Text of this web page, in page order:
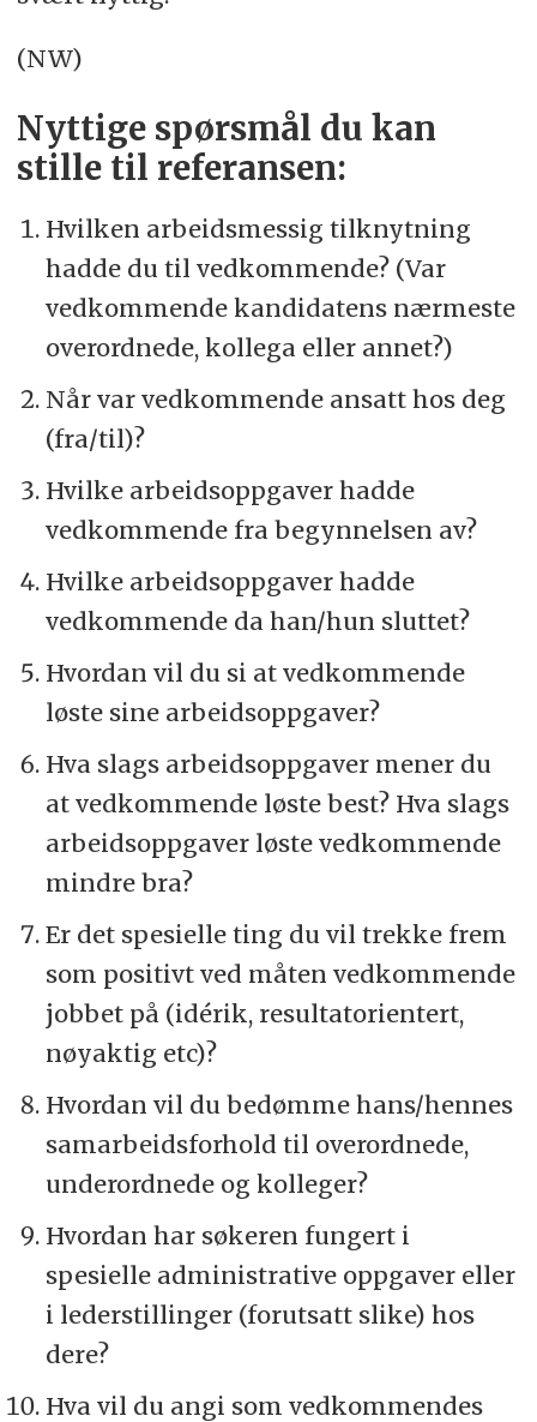
(NW)
Nyttige spørsmål du kan
stille til referansen:
Hvilken arbeidsmessig tilknytning
hadde du til vedkommende? (Var
vedkommende kandidatens nærmeste
overordnede, kollega eller annet?)
Når var vedkommende ansatt hos deg
(fra/til)?
Hvilke arbeidsoppgaver hadde
vedkommende fra begynnelsen av?
Hvilke arbeidsoppgaver hadde
vedkommende da han/hun sluttet?
Hvordan vil du si at vedkommende
løste sine arbeidsoppgaver?
Hva slags arbeidsoppgaver mener du
at vedkommende løste best? Hva slags
arbeidsoppgaver løste vedkommende
mindre bra?
Er det spesielle ting du vil trekke frem
som positivt ved måten vedkommende
jobbet på (idérik, resultatorientert,
nøyaktig etc)?
Hvordan vil du bedømme hans/hennes
samarbeidsforhold til overordnede,
underordnede og kolleger?
Hvordan har søkeren fungert i
spesielle administrative oppgaver eller
i lederstillinger (forutsatt slike) hos
dere?
Hva vil du angi som vedkommendes